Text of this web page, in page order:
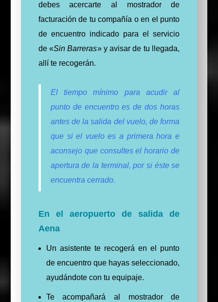
debes acercarte al mostrador de
facturación de tu compañía o en el punto
de encuentro indicado para el servicio
de «Sin Barreras» y avisar de tu llegada,
allí te recogerán.
El tiempo mínimo para acudir al
punto de encuentro es de dos horas
antes de la salida del vuelo, de forma
que si el vuelo es a primera hora e
aconsejo que consultes el horario de
apertura de la terminal, por si éste se
encuentra cerrado.
En el aeropuerto de salida de
Aena
Un asistente te recogerá en el punto
de encuentro que hayas seleccionado,
ayudándote con tu equipaje.
Te acompañará al mostrador de